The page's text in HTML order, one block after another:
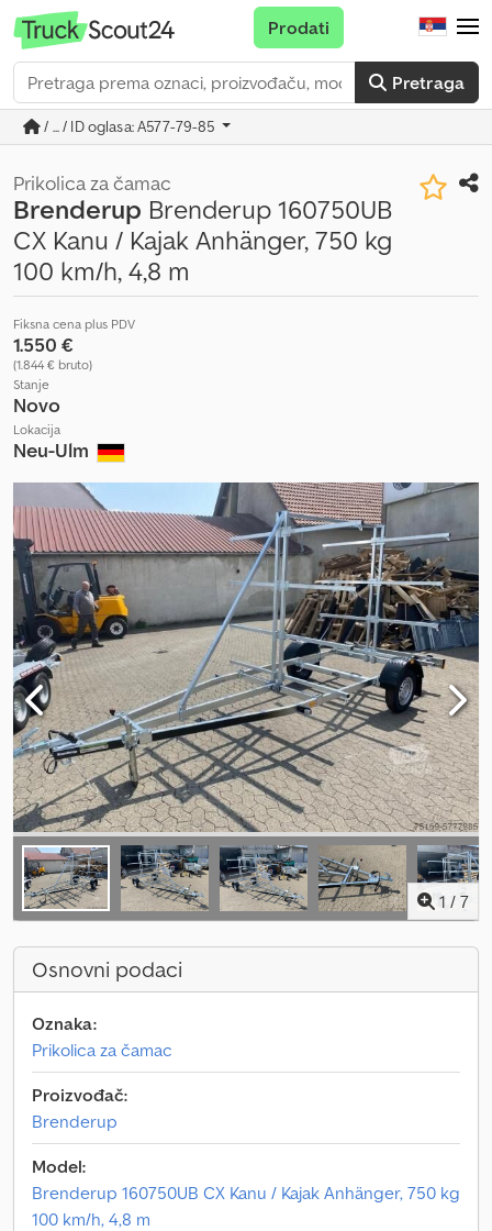
Pretraga
Prodati
/ ... / ID oglasa: A577-79-85
Prikolica za čamac
Brenderup Brenderup 160750UB
CX Kanu / Kajak Anhänger, 750 kg
100 km/h, 4,8 m
Fiksna cena plus PDV
1.550 €
(1.844 € bruto)
Stanje
Novo
Lokacija
Neu-Ulm
1 / 7
Osnovni podaci
Oznaka:
Prikolica za čamac
Proizvođač:
Brenderup
Model:
Brenderup 160750UB CX Kanu / Kajak Anhänger, 750 kg
100 km/h, 4,8 m